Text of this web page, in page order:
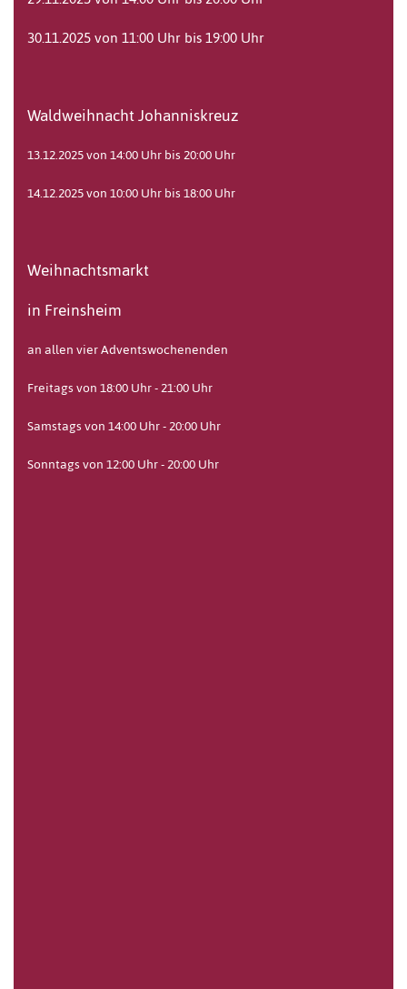
30.11.2025 von 11:00 Uhr bis 19:00 Uhr
Waldweihnacht Johanniskreuz
13.12.2025 von 14:00 Uhr bis 20:00 Uhr
14.12.2025 von 10:00 Uhr bis 18:00 Uhr
Weihnachtsmarkt
in Freinsheim
an allen vier Adventswochenenden
Freitags von 18:00 Uhr - 21:00 Uhr
Samstags von 14:00 Uhr - 20:00 Uhr
Sonntags von 12:00 Uhr - 20:00 Uhr